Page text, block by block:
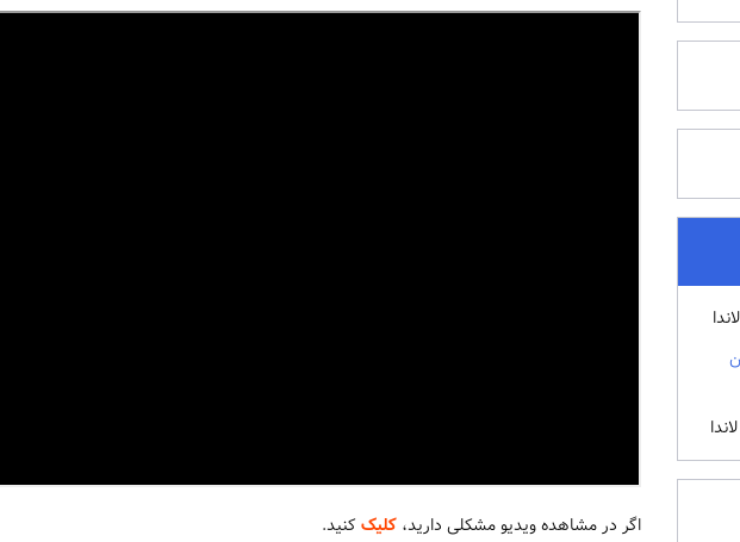
اگر در مشاهده ویدیو مشکلی دارید، کلیککنید.